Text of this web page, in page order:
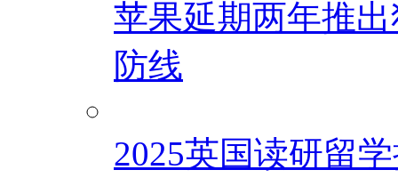
苹果延期两年推
防线
2025英国读研留